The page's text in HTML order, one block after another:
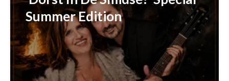
Summer Edition